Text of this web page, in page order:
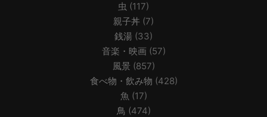
虫 (117)
親子丼 (7)
銭湯 (33)
音楽・映画 (57)
風景(857)
食べ物・飲み物 (428)
魚 (17)
鳥 (474)